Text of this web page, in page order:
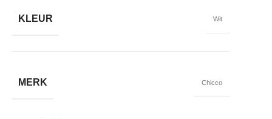
KLEUR Wit
MERK Chicco